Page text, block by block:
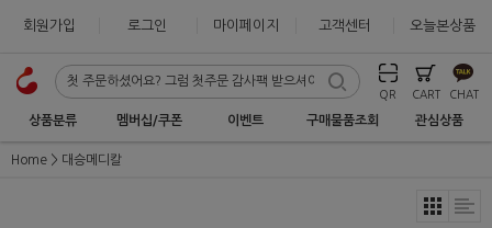
회원가입 로그인 마이페이지 고객센터 오늘본상품
QR CART CHAT
상품분류 멤버십/쿠폰 이벤트 구매물품조회 관심상품
Home 대승메디칼